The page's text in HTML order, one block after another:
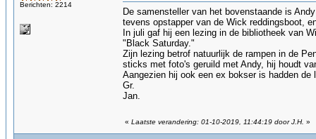
Berichten: 2214
De samensteller van het bovenstaande is
tevens opstapper van de Wick reddingsboot,
In juli gaf hij een lezing in de bibliotheek van
"Black Saturday."
Zijn lezing betrof natuurlijk de rampen in de
sticks met foto's geruild met Andy, hij houdt
Aangezien hij ook een ex bokser is hadden
Gr.
Jan.
« Laatste verandering: 01-10-2019, 11:44:19 door J.H. »